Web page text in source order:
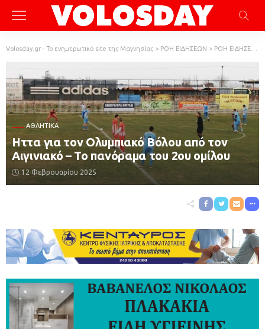
Volosday.gr - Το ενημερωτικό site της Μαγνησίας > ΡΟΗ ΕΙΔΗΣΕΩΝ > ΡΟΗ ΕΙΔΗΣΕΩΝ
ΑΘΛΗΤΙΚΆ
Ηττα για τον Ολυμπιακό Βόλου από τον
Αιγινιακό – Το πανόραμα του 2ου ομίλου
12 Φεβρουαρίου 2025